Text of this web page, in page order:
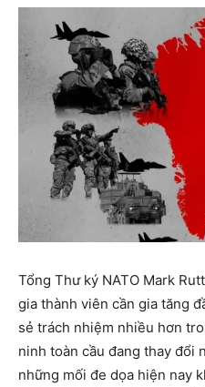
Tổng Thư ký NATO Mark
gia thành viên cần gia tăng
sẻ trách nhiệm nhiều hơn
ninh toàn cầu đang thay đổi
những mối đe dọa hiện nay